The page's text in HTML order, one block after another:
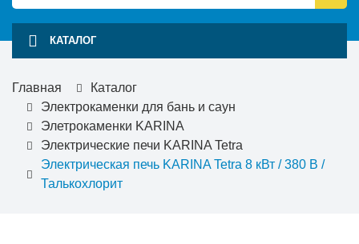
КАТАЛОГ
Главная
Каталог
Электрокаменки для бань и саун
Элетрокаменки KARINA
Электрические печи KARINA Tetra
Электрическая печь KARINA Tetra 8 кВт / 380 В /
Талькохлорит